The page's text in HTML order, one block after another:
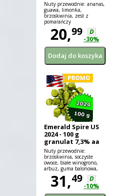
Nuty przewodnie: ananas,
guawa, limonka,
brzoskwinia, zest z
pomarańczy
20,99
D
-30%
Emerald Spire US
2024 - 100 g
granulat 7,3% aa
Nuty przewodnie:
brzoskwinia, soczyste
owoce, białe winogrono,
arbuz, guma balonowa,
skórka melona, szampan.
31,49
D
-10%